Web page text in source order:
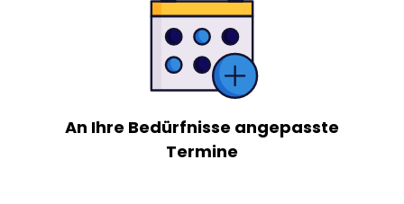
An Ihre Bedürfnisse angepasste
Termine